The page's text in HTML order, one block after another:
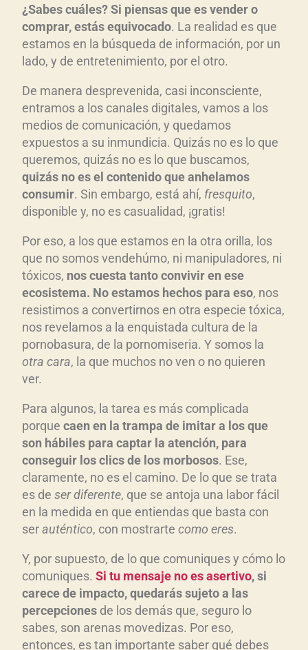
¿Sabes cuáles? Si piensas que es vender o
comprar, estás equivocado. La realidad es que
estamos en la búsqueda de información, por un
lado, y de entretenimiento, por el otro.
De manera desprevenida, casi inconsciente,
entramos a los canales digitales, vamos a los
medios de comunicación, y quedamos
expuestos a su inmundicia. Quizás no es lo que
queremos, quizás no es lo que buscamos,
quizás no es el contenido que anhelamos
consumir. Sin embargo, está ahí, fresquito,
disponible y, no es casualidad, ¡gratis!
Por eso, a los que estamos en la otra orilla, los
que no somos vendehúmo, ni manipuladores, ni
tóxicos, nos cuesta tanto convivir en ese
ecosistema. No estamos hechos para eso, nos
resistimos a convertirnos en otra especie tóxica,
nos revelamos a la enquistada cultura de la
pornobasura, de la pornomiseria. Y somos la
otra cara, la que muchos no ven o no quieren
ver.
Para algunos, la tarea es más complicada
porque caen en la trampa de imitar a los que
son hábiles para captar la atención, para
conseguir los clics de los morbosos. Ese,
claramente, no es el camino. De lo que se trata
es de ser diferente, que se antoja una labor fácil
en la medida en que entiendas que basta con
serauténtico, con mostrarte como eres.
Y, por supuesto, de lo que comuniques y cómo lo
comuniques. Si tu mensaje no es asertivo, si
carece de impacto, quedarás sujeto a las
percepciones de los demás que, seguro lo
sabes, son arenas movedizas. Por eso,
entonces, es tan importante saber qué debes